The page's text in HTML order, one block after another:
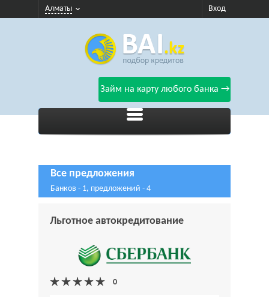
Алматы Вход
Займ на карту любого банка →
Все предложения
Банков - 1, предложений - 4
Льготное автокредитование